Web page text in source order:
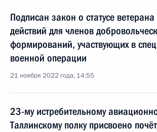
Подписан закон о статусе
действий для членов
формирований, участвующих в
военной операции
21 ноября 2022 года, 14:55
23-му истребительному
Таллинскому полку присвоено